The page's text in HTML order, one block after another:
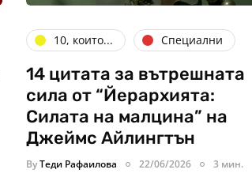
10, които... Специални
14 цитата за вътрешната
сила от “Йерархията:
Силата на малцина” на
Джеймс Айлингтън
ByТеди Рафаилова 22/06/2026 3 мин.